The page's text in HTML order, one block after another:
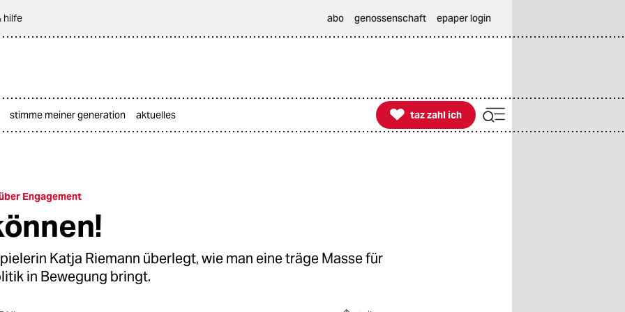
hilfe abo genossenschaft epaper login
stimme meiner generation aktuelles 
taz zahl ich
taz zahl ich
Engagement
Katja Riemann überlegt, wie man eine träge Masse für
in Bewegung bringt.